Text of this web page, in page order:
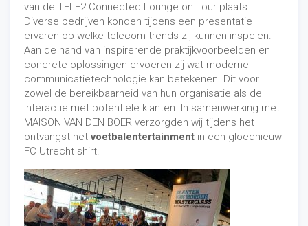
Na afgelopen zondag proeftPEC Zwollena drie
nederlagen weer het zoet van de overwinning. Na een
moeizaam eerste half uur tegen ADO Den Haag buigen
de Blauwvingers een 0-1 achterstand om in een 3-1
zege. Zou het aan het voetbalentertainment vooraf
hebben gelegen? De Zwolse treffers worden gemaakt
door Illias Bel Hassani, Reza Ghoochannejhad en Pelle
Clement.
Tevreden bezoeker en klant
Tevreden bezoekers en een tevreden klant!
wederom bedankt voor de samenwerking en
gefeliciteerd met de overwinning! Heeft u ook
interesse in pannavoetbal bij uw stadion of
van de TELE2 Connected Lounge on Tour plaats.
Diverse bedrijven konden tijdens een presentatie
ervaren op welke telecom trends zij kunnen inspelen.
Aan de hand van inspirerende praktijkvoorbeelden en
concrete oplossingen ervoeren zij wat moderne
communicatietechnologie kan betekenen. Dit voor
zowel de bereikbaarheid van hun organisatie als de
interactie met potentiële klanten. In samenwerking met
MAISON VAN DEN BOER verzorgden wij tijdens het
ontvangst hetvoetbalentertainment in een gloednieuw
FC Utrecht shirt.